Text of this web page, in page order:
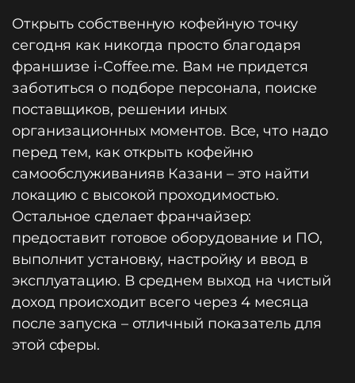
Открыть собственную кофейную точку
сегодня как никогда просто благодаря
франшизе i-Coffee.me. Вам не придется
заботиться о подборе персонала, поиске
поставщиков, решении иных
организационных моментов. Все, что надо
перед тем, как открыть кофейню
самообслуживанияв Казани – это найти
локацию с высокой проходимостью.
Остальное сделает франчайзер:
предоставит готовое оборудование и ПО,
выполнит установку, настройку и ввод в
эксплуатацию. В среднем выход на чистый
доход происходит всего через 4 месяца
после запуска – отличный показатель для
этой сферы.